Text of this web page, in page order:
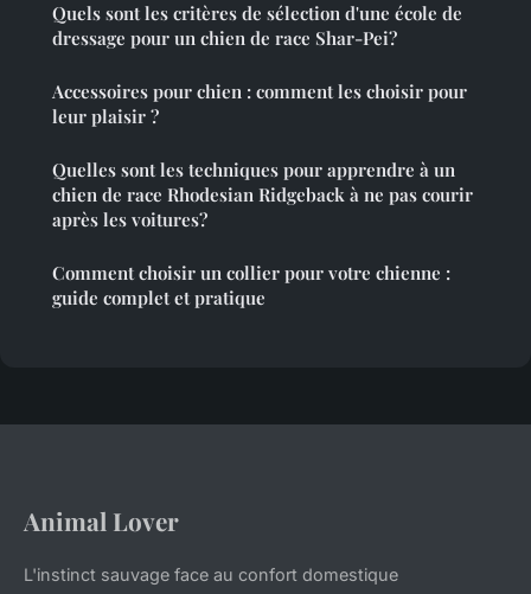
Quels sont les critères de sélection d'une école de
dressage pour un chien de race Shar-Pei?
Accessoires pour chien : comment les choisir pour
leur plaisir ?
Quelles sont les techniques pour apprendre à un
chien de race Rhodesian Ridgeback à ne pas courir
après les voitures?
Comment choisir un collier pour votre chienne :
guide complet et pratique
Animal Lover
L'instinct sauvage face au confort domestique